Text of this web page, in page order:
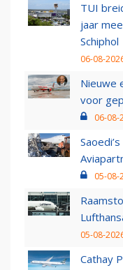
TUI
jaar
Schiphol
06-08-
Nieuwe
voor
06-08-
05-08-
05-08-
Cathay